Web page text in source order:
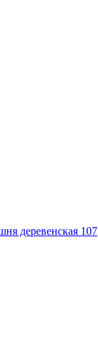
деревенская 107